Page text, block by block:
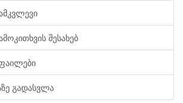
შესახებ
გადასვლა